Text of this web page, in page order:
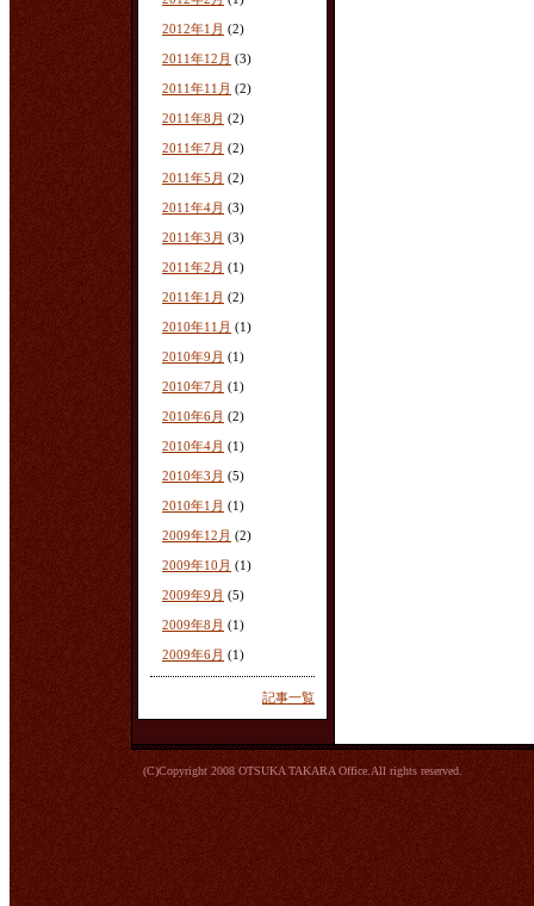
2012年1月 (2)
2011年12月 (3)
2011年11月 (2)
2011年8月 (2)
2011年7月 (2)
2011年5月 (2)
2011年4月 (3)
2011年3月 (3)
2011年2月 (1)
2011年1月 (2)
2010年11月 (1)
2010年9月 (1)
2010年7月 (1)
2010年6月 (2)
2010年4月 (1)
2010年3月 (5)
2010年1月 (1)
2009年12月 (2)
2009年10月 (1)
2009年9月 (5)
2009年8月 (1)
2009年6月 (1)
記事一覧
(C)Copyright 2008 OTSUKA TAKARA Office.All rights reserved.